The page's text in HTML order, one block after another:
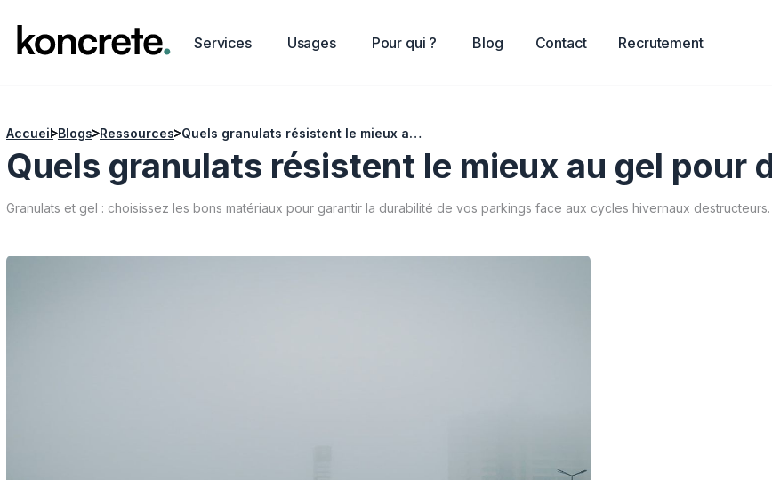
Services Usages Pour qui ? Blog Contact Recrutement
Accueil Blogs Ressources Quels granulats résistent le mieux au gel pour des parkings en hiver ?
Quels granulats résistent le mieux au gel pour
Granulats et gel : choisissez les bons matériaux pour garantir la durabilité de vos parkings face aux cycles hivernaux destructeurs.